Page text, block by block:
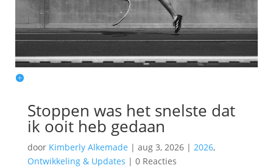
Stoppen was het snelste dat
ik ooit heb gedaan
door Kimberly Alkemade | aug 3, 2026| 2026,
Ontwikkeling & Updates | 0 Reacties